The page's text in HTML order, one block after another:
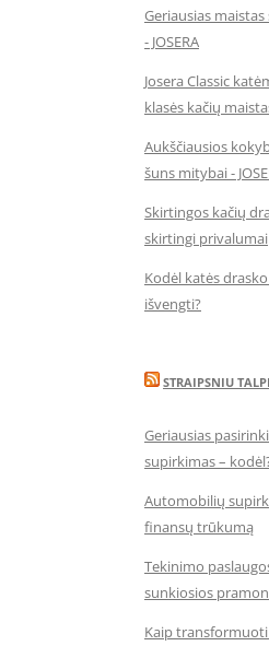
Geriausias
- JOSERA
Josera Classic
klasės kačių
Aukščiausios
šuns mitybai -
Skirtingos kačių
skirtingi privalumai
Kodėl katės
išvengti?
STRAIPSNIU
Geriausias
supirkimas –
Automobilių
finansų trūkumą
Tekinimo
sunkiosios
Kaip